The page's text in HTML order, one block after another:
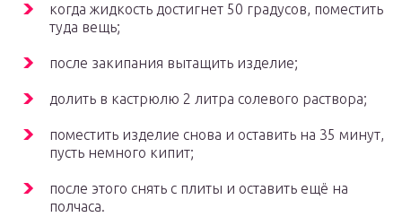
когда жидкость достигнет 50 градусов, поместить
туда вещь;
после закипания вытащить изделие;
долить в кастрюлю 2 литра солевого раствора;
поместить изделие снова и оставить на 35 минут,
пусть немного кипит;
после этого снять с плиты и оставить ещё на
полчаса.